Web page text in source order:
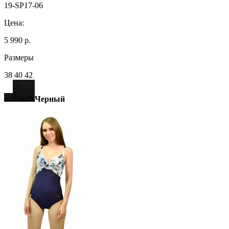
19-SP17-06
Цена:
5 990 р.
Размеры
38 40 42
Черный